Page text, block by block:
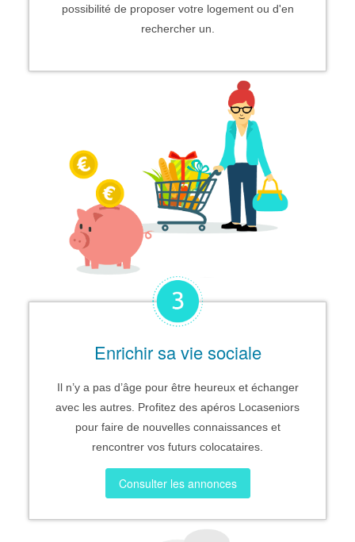
possibilité de proposer votre logement ou d'en
rechercher un.
Enrichir sa vie sociale
Il n’y a pas d’âge pour être heureux et échanger
avec les autres. Profitez des apéros Locaseniors
pour faire de nouvelles connaissances et
rencontrer vos futurs colocataires.
Consulter les annonces